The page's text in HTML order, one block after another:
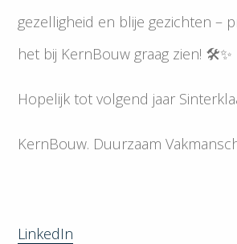
gezelligheid en blije gezichten –
het bij KernBouw graag zien! 🛠️✨
Hopelijk tot volgend jaar
KernBouw. Duurzaam
LinkedIn